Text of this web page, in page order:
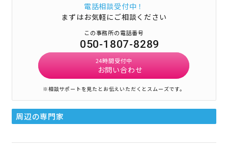
電話相談受付中！
まずはお気軽にご相談ください
この事務所の電話番号
050-1807-8289
24時間受付中
お問い合わせ
※相談サポートを見たとお伝えいただくとスムーズです。
周辺の専門家